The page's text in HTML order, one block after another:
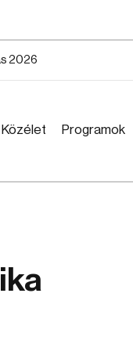
2026
Közélet Programok